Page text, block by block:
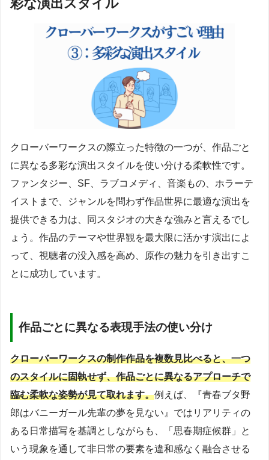
彩な演出スタイル
クローバーワークスの際立った特徴の一つが、作品ごと
に異なる多彩な演出スタイルを使い分ける柔軟性です。
ファンタジー、SF、ラブコメディ、音楽もの、ホラーテ
イストまで、ジャンルを問わず作品世界に最適な演出を
提供できる力は、同スタジオの大きな強みと言えるでし
ょう。作品のテーマや世界観を最大限に活かす演出によ
って、視聴者の没入感を高め、原作の魅力を引き出すこ
とに成功しています。
作品ごとに異なる表現手法の使い分け
クローバーワークスの制作作品を複数見比べると、一つ
のスタイルに固執せず、作品ごとに異なるアプローチで
臨む柔軟な姿勢が見て取れます。例えば、『青春ブタ野
郎はバニーガール先輩の夢を見ない』ではリアリティの
ある日常描写を基調としながらも、「思春期症候群」と
いう現象を通して非日常の要素を違和感なく融合させる